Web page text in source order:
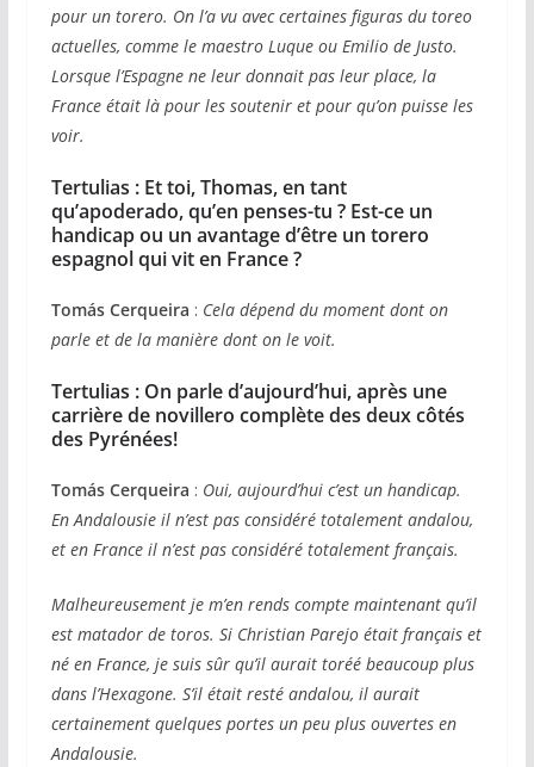
pour un torero. On l’a vu avec certaines figuras du toreo
actuelles, comme le maestro Luque ou Emilio de Justo.
Lorsque l’Espagne ne leur donnait pas leur place, la
France était là pour les soutenir et pour qu’on puisse les
voir.
Tertulias : Et toi, Thomas, en tant
qu’apoderado, qu’en penses-tu ? Est-ce un
handicap ou un avantage d’être un torero
espagnol qui vit en France ?
Tomás Cerqueira : Cela dépend du moment dont on
parle et de la manière dont on le voit.
Tertulias : On parle d’aujourd’hui, après une
carrière de novillero complète des deux côtés
des Pyrénées!
Tomás Cerqueira : Oui, aujourd’hui c’est un handicap.
En Andalousie il n’est pas considéré totalement andalou,
et en France il n’est pas considéré totalement français.
Malheureusement je m’en rends compte maintenant qu’il
est matador de toros. Si Christian Parejo était français et
né en France, je suis sûr qu’il aurait toréé beaucoup plus
dans l’Hexagone. S’il était resté andalou, il aurait
certainement quelques portes un peu plus ouvertes en
Andalousie.